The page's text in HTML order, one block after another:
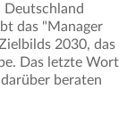
Deutschland
das "Manager
2030, das
Das letzte Wort
beraten